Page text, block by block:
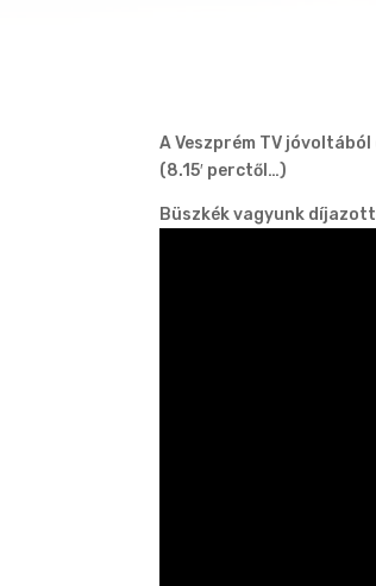
A Veszprém TV
(8.15′ perctől…)
Büszkék vagyunk